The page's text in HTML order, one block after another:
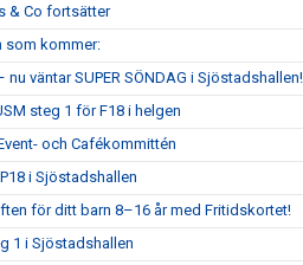
& Co fortsätter
som kommer:
väntar SUPER SÖNDAG i Sjöstadshallen!
steg 1 för F18 i helgen
och Cafékommittén
i Sjöstadshallen
för ditt barn 8–16 år med Fritidskortet!
1 i Sjöstadshallen